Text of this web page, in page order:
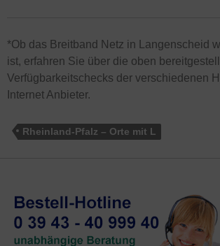
*Ob das Breitband Netz in Langenscheid
ist, erfahren Sie über die oben
Verfügbarkeitschecks der verschiedenen
Internet Anbieter.
Rheinland-Pfalz – Orte mit L